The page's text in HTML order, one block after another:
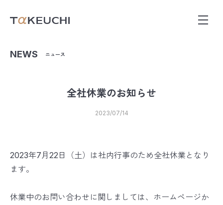
NEWS ニュース
全社休業のお知らせ
2023/07/14
2023年7月22日（土）は社内行事のため全社休業となり
ます。
休業中のお問い合わせに関しましては、ホームページか